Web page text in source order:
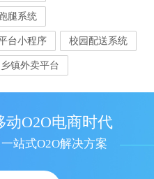
腿系统
台小程序 校园配送系统
乡镇外卖平台
O2O电商时代
站式O2O解决方案